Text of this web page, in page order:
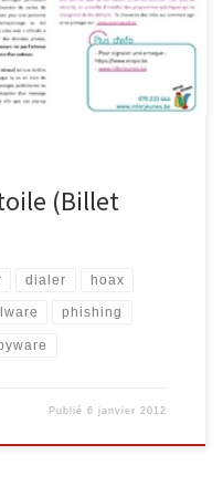
importantes. Quels
(Billet
dialer hoax
phishing
Publié6 janvier 2012